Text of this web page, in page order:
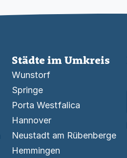
Städte im Umkreis
Wunstorf
Springe
Porta Westfalica
Hannover
Neustadt am Rübenberge
Hemmingen